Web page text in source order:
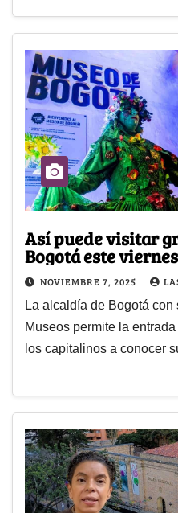
Así puede visitar
Bogotá este viernes
NOVIEMBRE 7, 2025
La alcaldía de Bogotá
Museos permite la
los capitalinos a conocer